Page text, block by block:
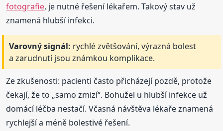
fotografie, je nutné řešení lékařem. Takový stav už
znamená hlubší infekci.
Varovný signál: rychlé zvětšování, výrazná bolest
a zarudnutí jsou známkou komplikace.
Ze zkušenosti: pacienti často přicházejí pozdě, protože
čekají, že to „samo zmizí“. Bohužel u hlubší infekce už
domácí léčba nestačí. Včasná návštěva lékaře znamená
rychlejší a méně bolestivé řešení.